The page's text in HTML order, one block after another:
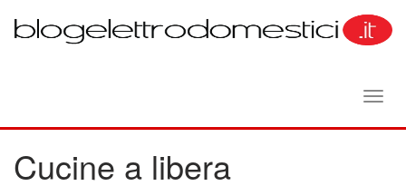
Cucine a libera